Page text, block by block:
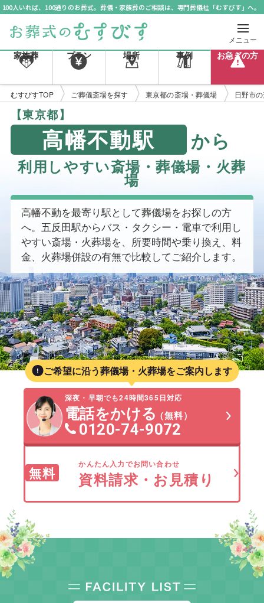
100人いれば、100通りのお葬式。葬儀・家族葬のご相談は、専門葬儀社「むすびす」へ。
メニュー
家族葬 プラン 場所 事例 お急ぎの方
むすびすTOP ご葬儀斎場を探す 東京都の斎場・葬儀場 日野市
【東京都】
高幡不動駅 から
利用しやすい斎場・葬儀場・火葬
場
高幡不動を最寄り駅として葬儀場をお探しの方
へ。五反田駅からバス・タクシー・電車で利用し
やすい斎場・火葬場を、所要時間や乗り換え、料
金、火葬場併設の有無で比較してご紹介します。
ご希望に沿う葬儀場・火葬場をご案内します
深夜・早朝でも24時間365日対応
電話をかける（無料）
0120-74-9072
無料
かんたん入力でお問い合わせ
資料請求・お見積り